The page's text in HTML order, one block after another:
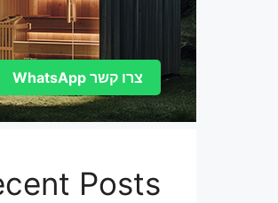
צרו קשר WhatsApp
Posts